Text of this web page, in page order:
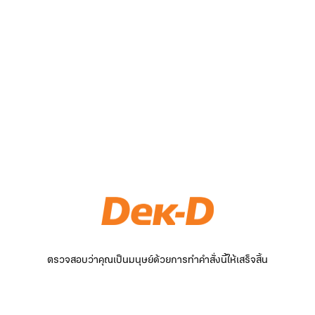
ตรวจสอบว่าคุณเป็นมนุษย์ด้วยการทำคำสั่งนี้ให้เสร็จสิ้น